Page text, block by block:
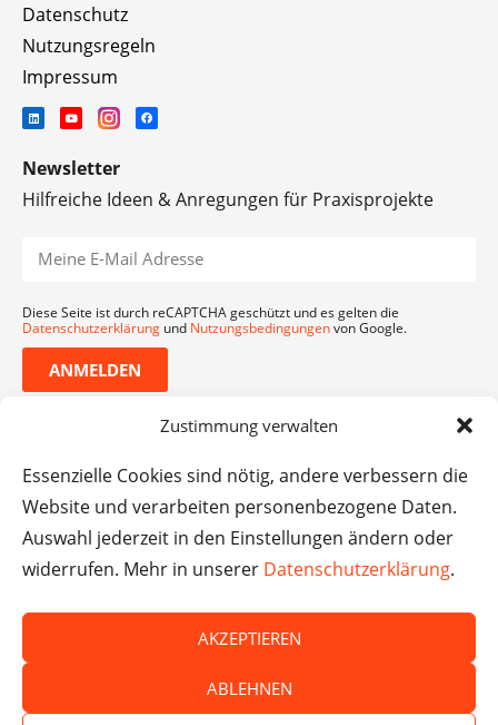
Zustimmung verwalten
Essenzielle Cookies sind nötig, andere verbessern die
Website und verarbeiten personenbezogene Daten.
Auswahl jederzeit in den Einstellungen ändern oder
widerrufen. Mehr in unserer Datenschutzerklärung.
AKZEPTIEREN
ABLEHNEN
Datenschutz
Nutzungsregeln
Impressum
Newsletter
Hilfreiche Ideen & Anregungen für Praxisprojekte
Diese Seite ist durch reCAPTCHA geschützt und es gelten die
Datenschutzerklärung und Nutzungsbedingungenvon Google.
ANMELDEN
nicht für die Inhalte externer Websites.